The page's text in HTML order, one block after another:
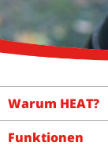
Warum HEAT?
Funktionen